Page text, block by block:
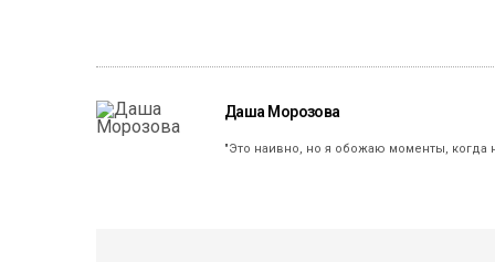
Даша Морозова
"Это наивно, но я обожаю моменты, когда